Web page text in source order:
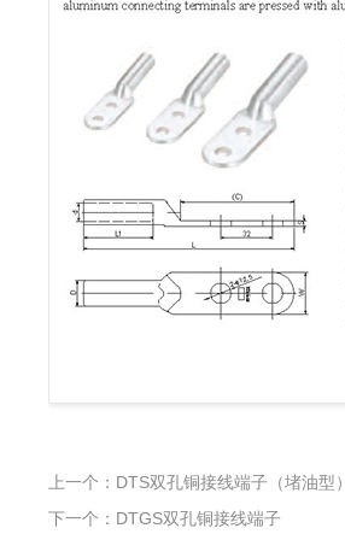
上一个：DTS双孔铜接线端子（堵油型）
下一个：DTGS双孔铜接线端子